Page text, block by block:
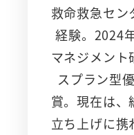
救命救急セン
経験。2024
マネジメント
スプラン型
賞。現在は
立ち上げに携